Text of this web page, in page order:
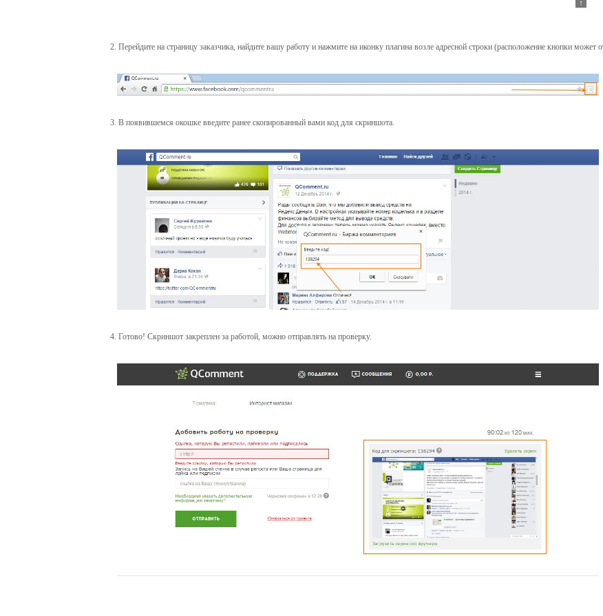
2. Перейдите на страницу заказчика, найдите вашу работу и нажмите на иконку плагина возле адресной строки (расположение кнопки может
3. В появившемся окошке введите ранее скопированный вами код для скриншота.
4. Готово! Скриншот закреплен за работой, можно отправлять на проверку.